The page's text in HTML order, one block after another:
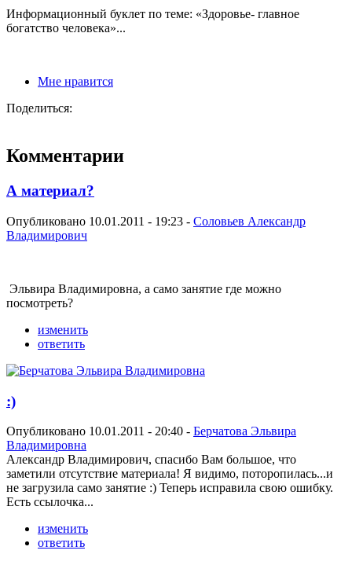
Информационный буклет по теме: «Здоровье- главное
богатство человека»...
Мне нравится
Поделиться:
Комментарии
А материал?
Опубликовано 10.01.2011 - 19:23 - Соловьев Александр
Владимирович
Эльвира Владимировна, а само занятие где можно
посмотреть?
изменить
ответить
:)
Опубликовано 10.01.2011 - 20:40 - Берчатова Эльвира
Владимировна
Александр Владимирович, спасибо Вам большое, что
заметили отсутствие материала! Я видимо, поторопилась...и
не загрузила само занятие :) Теперь исправила свою ошибку.
Есть ссылочка...
изменить
ответить